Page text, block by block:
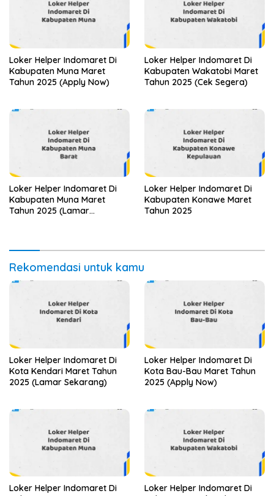
Loker Helper Indomaret Di
Kabupaten Muna Maret
Tahun 2025 (Apply Now)
Loker Helper Indomaret Di
Kabupaten Wakatobi Maret
Tahun 2025 (Cek Segera)
Loker Helper Indomaret Di
Kabupaten Muna Maret
Tahun 2025 (Lamar
Loker Helper Indomaret Di
Kabupaten Konawe Maret
Tahun 2025
Rekomendasi untuk kamu
Loker Helper Indomaret Di
Kota Kendari Maret Tahun
2025 (Lamar Sekarang)
Loker Helper Indomaret Di
Kota Bau-Bau Maret Tahun
2025 (Apply Now)
Loker Helper Indomaret Di
Loker Helper Indomaret Di